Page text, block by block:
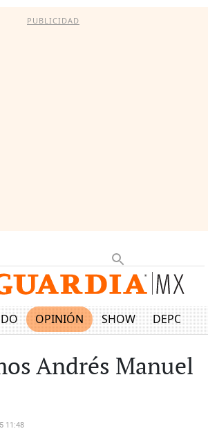
PUBLICIDAD
OPINIÓN SHOW
Andrés Manuel
11:48